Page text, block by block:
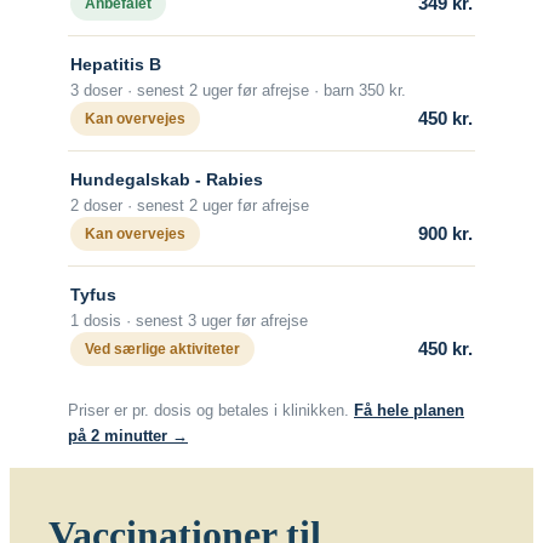
Vaccination skal påbegyndes mindst 2
uger før afrejse.
Antal doser
Der gives en grundvaccination bestående
af 1 vaccine dag 0 og 1 vaccine dag 7.
Alder
Fra fødslen.
Efter grundvaccination med 2 doser skal
der ikke gives revaccination.
Revaccination anbefales kun til personer
for rabies.
Hepatitis B
3 doser · senest 2 uger før afrejse · barn 350 kr.
Kan overvejes
450 kr.
Hundegalskab - Rabies
2 doser · senest 2 uger før afrejse
Kan overvejes
900 kr.
Tyfus
1 dosis · senest 3 uger før afrejse
Ved særlige aktiviteter
450 kr.
Priser er pr. dosis og betales i klinikken. Få hele planen
på 2 minutter →
Vaccinationer til